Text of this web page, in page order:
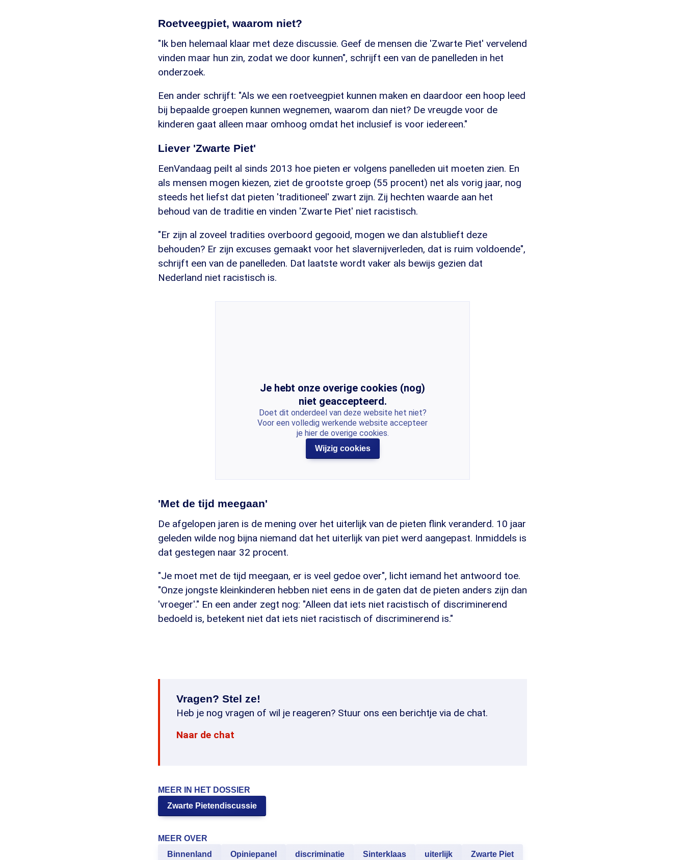
Roetveegpiet, waarom niet?
"Ik ben helemaal klaar met deze discussie. Geef de mensen die 'Zwarte Piet' vervelend
vinden maar hun zin, zodat we door kunnen", schrijft een van de panelleden in het
onderzoek.
Een ander schrijft: "Als we een roetveegpiet kunnen maken en daardoor een hoop leed
bij bepaalde groepen kunnen wegnemen, waarom dan niet? De vreugde voor de
kinderen gaat alleen maar omhoog omdat het inclusief is voor iedereen."
Liever 'Zwarte Piet'
EenVandaag peilt al sinds 2013 hoe pieten er volgens panelleden uit moeten zien. En
als mensen mogen kiezen, ziet de grootste groep (55 procent) net als vorig jaar, nog
steeds het liefst dat pieten 'traditioneel' zwart zijn. Zij hechten waarde aan het
behoud van de traditie en vinden 'Zwarte Piet' niet racistisch.
"Er zijn al zoveel tradities overboord gegooid, mogen we dan alstublieft deze
behouden? Er zijn excuses gemaakt voor het slavernijverleden, dat is ruim voldoende",
schrijft een van de panelleden. Dat laatste wordt vaker als bewijs gezien dat
Nederland niet racistisch is.
Je hebt onze overige cookies (nog)
niet geaccepteerd.
Doet dit onderdeel van deze website het niet?
Voor een volledig werkende website accepteer
je hier de overige cookies.
Wijzig cookies
'Met de tijd meegaan'
De afgelopen jaren is de mening over het uiterlijk van de pieten flink veranderd. 10 jaar
geleden wilde nog bijna niemand dat het uiterlijk van piet werd aangepast. Inmiddels is
dat gestegen naar 32 procent.
"Je moet met de tijd meegaan, er is veel gedoe over", licht iemand het antwoord toe.
"Onze jongste kleinkinderen hebben niet eens in de gaten dat de pieten anders zijn dan
'vroeger'." En een ander zegt nog: "Alleen dat iets niet racistisch of discriminerend
bedoeld is, betekent niet dat iets niet racistisch of discriminerend is."
Vragen? Stel ze!
Heb je nog vragen of wil je reageren? Stuur ons een berichtje via de chat.
Naar de chat
MEER IN HET DOSSIER
Zwarte Pietendiscussie
MEER OVER
Binnenland
Opiniepanel discriminatie Sinterklaas uiterlijk Zwarte Piet